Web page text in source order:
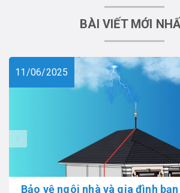
BÀI VIẾT MỚI
11/06/2025
Bảo vệ ngôi nhà và gia đình